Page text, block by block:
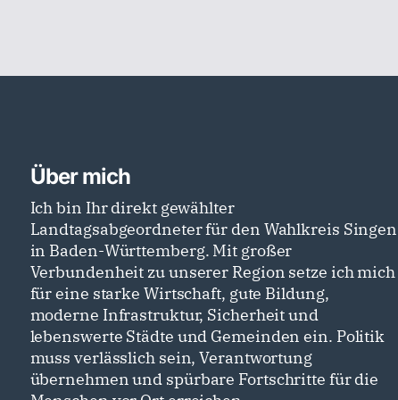
Über mich
Ich bin Ihr direkt gewählter
Landtagsabgeordneter für den Wahlkreis Singen
in Baden-Württemberg. Mit großer
Verbundenheit zu unserer Region setze ich mich
für eine starke Wirtschaft, gute Bildung,
moderne Infrastruktur, Sicherheit und
lebenswerte Städte und Gemeinden ein. Politik
muss verlässlich sein, Verantwortung
übernehmen und spürbare Fortschritte für die